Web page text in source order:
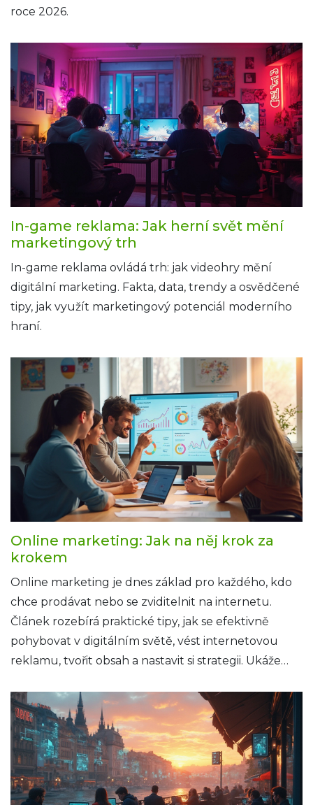
roce 2026.
In-game reklama: Jak herní svět mění
marketingový trh
In-game reklama ovládá trh: jak videohry mění
digitální marketing. Fakta, data, trendy a osvědčené
tipy, jak využít marketingový potenciál moderního
hraní.
Online marketing: Jak na něj krok za
krokem
Online marketing je dnes základ pro každého, kdo
chce prodávat nebo se zviditelnit na internetu.
Článek rozebírá praktické tipy, jak se efektivně
pohybovat v digitálním světě, vést internetovou
reklamu, tvořit obsah a nastavit si strategii. Ukáže
úspěšných firem. Vše jednoduše a použitelně, i když
se teprve učíte základy.